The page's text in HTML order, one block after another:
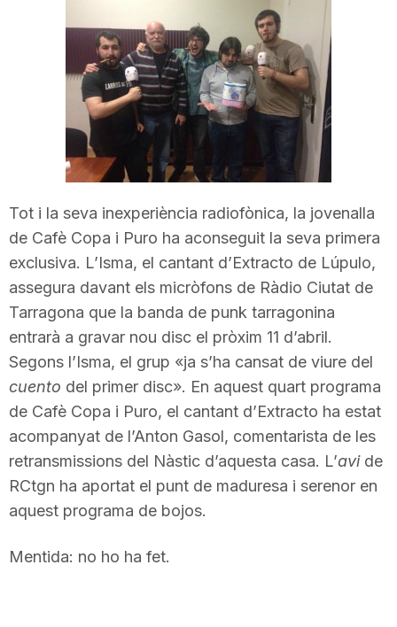
e
T
r
r
Tot i la seva inexperiència radiofònica, la jovenalla
de Cafè Copa i Puro ha aconseguit la seva primera
exclusiva. L’Isma, el cantant d’Extracto de Lúpulo,
assegura davant els micròfons de Ràdio Ciutat de
Tarragona que la banda de punk tarragonina
entrarà a gravar nou disc el pròxim 11 d’abril.
Segons l’Isma, el grup «ja s’ha cansat de viure del
cuento del primer disc». En aquest quart programa
de Cafè Copa i Puro, el cantant d’Extracto ha estat
acompanyat de l’Anton Gasol, comentarista de les
retransmissions del Nàstic d’aquesta casa. L’avide
RCtgn ha aportat el punt de maduresa i serenor en
aquest programa de bojos.
Mentida: no ho ha fet.